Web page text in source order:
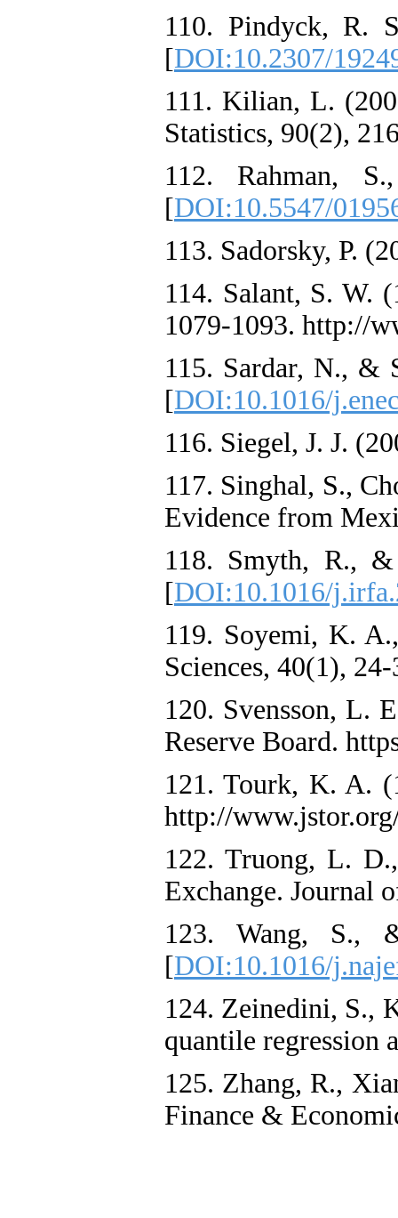
110. Pindyck, R.
[DOI:10.2307/
111. Kilian, L.
Statistics, 90(2),
112. Rahman,
[DOI:10.5547/
113. Sadorsky, P.
114. Salant, S. W.
1079-1093. http://
115. Sardar, N., &
[DOI:10.1016/
116. Siegel, J. J.
117. Singhal, S.,
Evidence from
118. Smyth, R.,
[DOI:10.1016/
119. Soyemi, K.
Sciences, 40(1),
120. Svensson, L.
Reserve Board.
121. Tourk, K. A.
http://
122. Truong, L.
Exchange. Journal
123. Wang, S.,
[DOI:10.1016/
124. Zeinedini, S.,
quantile regression
125. Zhang, R.,
Finance &